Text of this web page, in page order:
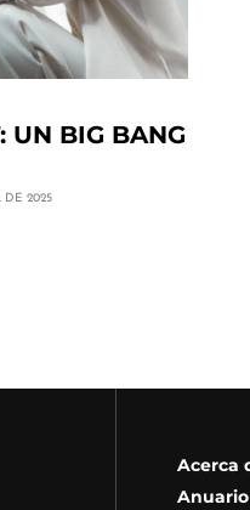
UN BIG BANG
DE 2025
Acerca
Anuario